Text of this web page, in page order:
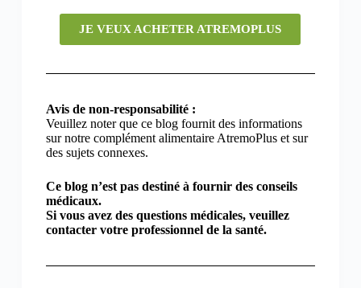
JE VEUX ACHETER ATREMOPLUS
Avis de non-responsabilité :
Veuillez noter que ce blog fournit des informations
sur notre complément alimentaire AtremoPlus et sur
des sujets connexes.
Ce blog n’est pas destiné à fournir des conseils
médicaux.
Si vous avez des questions médicales, veuillez
contacter votre professionnel de la santé.